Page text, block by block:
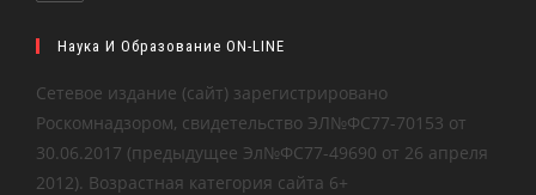
Наука И Образование ON-LINE
Сетевое издание (сайт) зарегистрировано
Роскомнадзором, свидетельство ЭЛ№ФС77-70153 от
30.06.2017 (предыдущее Эл№ФC77-49690 от 26 апреля
2012). Возрастная категория сайта 6+